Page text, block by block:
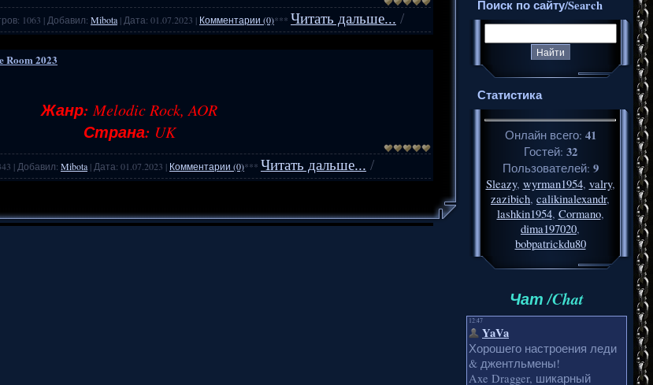
1063 | Добавил: Mibota | Дата: 01.07.2023 | Комментарии (0)*** Читать дальше... /
Room 2023
Жанр: Melodic Rock, AOR
Страна: UK
| Добавил: Mibota | Дата: 01.07.2023 | Комментарии (0)*** Читать дальше... /
Поиск по сайту/Search
Статистика
Онлайн всего: 41
Гостей: 32
Пользователей: 9
Sleazy, wyrman1954, valry,
zazibich, calikinalexandr,
lashkin1954, Cormano,
dima197020,
bobpatrickdu80
Чат /Chat